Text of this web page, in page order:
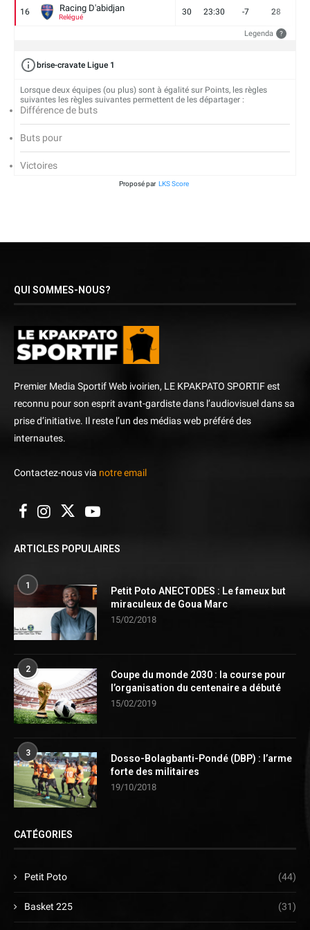
16 Racing D'abidjan
Relégué
30 23:30 -7 28
Legenda ?
brise-cravate Ligue 1
Lorsque deux équipes (ou plus) sont à égalité sur Points, les règles
suivantes les règles suivantes permettent de les départager :
Différence de buts
Buts pour
Victoires
Proposé par LKS Score
QUI SOMMES-NOUS?
Premier Media Sportif Web ivoirien, LE KPAKPATO SPORTIF est
reconnu pour son esprit avant-gardiste dans l’audiovisuel dans sa
prise d’initiative. Il reste l’un des médias web préféré des
internautes.
Contactez-nous via notre email
ARTICLES POPULAIRES
1
Petit Poto ANECTODES : Le fameux but
miraculeux de Goua Marc
15/02/2018
2
Coupe du monde 2030 : la course pour
l’organisation du centenaire a débuté
15/02/2019
3
Dosso-Bolagbanti-Pondé (DBP) : l’arme
forte des militaires
19/10/2018
CATÉGORIES
Petit Poto (44)
Basket 225 (31)